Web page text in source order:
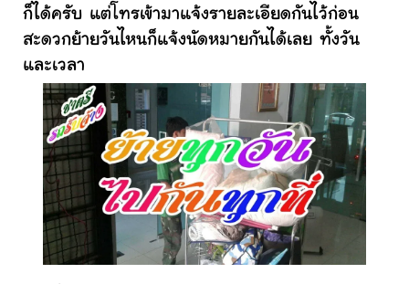
ก็ได้ครับ แต่โทรเข้ามาแจ้งรายละเอียดกันไว้ก่อน
สะดวกย้ายวันไหนก็แจ้งนัดหมายกันได้เลย ทั้งวัน
และเวลา